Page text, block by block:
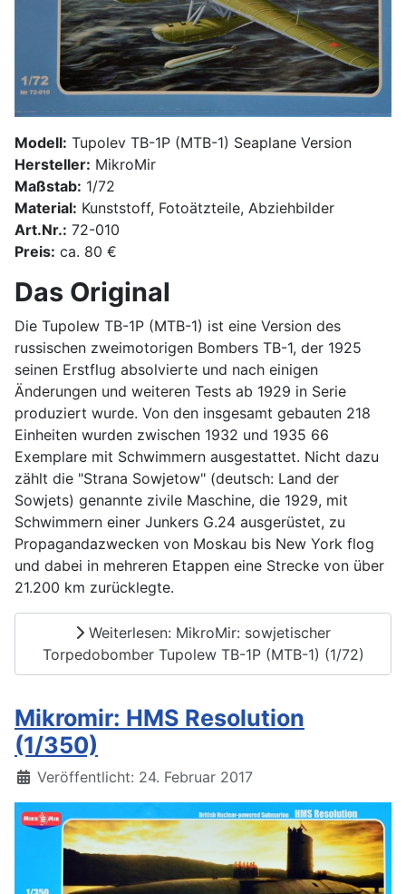
Modell: Tupolev TB-1P (MTB-1) Seaplane Version
Hersteller: MikroMir
Maßstab: 1/72
Material: Kunststoff, Fotoätzteile, Abziehbilder
Art.Nr.: 72-010
Preis: ca. 80 €
Das Original
Die Tupolew TB-1P (MTB-1) ist eine Version des
russischen zweimotorigen Bombers TB-1, der 1925
seinen Erstflug absolvierte und nach einigen
Änderungen und weiteren Tests ab 1929 in Serie
produziert wurde. Von den insgesamt gebauten 218
Einheiten wurden zwischen 1932 und 1935 66
Exemplare mit Schwimmern ausgestattet. Nicht dazu
zählt die "Strana Sowjetow" (deutsch: Land der
Sowjets) genannte zivile Maschine, die 1929, mit
Schwimmern einer Junkers G.24 ausgerüstet, zu
Propagandazwecken von Moskau bis New York flog
und dabei in mehreren Etappen eine Strecke von über
21.200 km zurücklegte.
Weiterlesen: MikroMir: sowjetischer
Torpedobomber Tupolew TB-1P (MTB-1) (1/72)
Mikromir: HMS Resolution
(1/350)
Details
Veröffentlicht: 24. Februar 2017